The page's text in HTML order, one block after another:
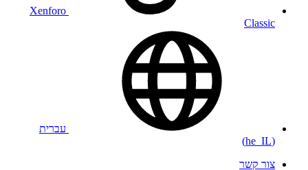
Xenforo
Classic
עברית
(he_IL)
צור קשר